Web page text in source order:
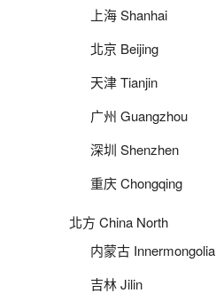
上海 Shanhai
北京 Beijing
天津 Tianjin
广州 Guangzhou
深圳 Shenzhen
重庆 Chongqing
北方 China North
内蒙古 Innermongolia
吉林 Jilin